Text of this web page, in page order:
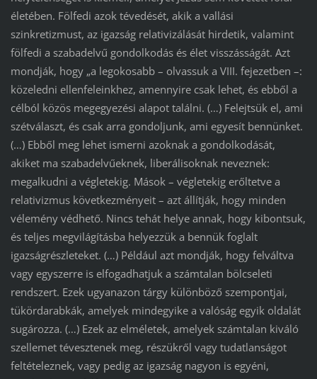
életében. Fölfedi azok tévedését, akik a vallási
szinkretizmust, az igazság relativizálását hirdetik, valamint
fölfedi a szabadelvű gondolkodás és élet visszásságát. Azt
mondják, hogy „a legokosabb – olvassuk a VIII. fejezetben –:
közeledni ellenfeleinkhez, amennyire csak lehet, és ebből a
célból közös megegyezési alapot találni. (…) Felejtsük el, ami
szétválaszt, és csak arra gondoljunk, ami egyesít bennünket.
(…) Ebből meg lehet ismerni azoknak a gondolkodását,
akiket ma szabadelvűeknek, liberálisoknak neveznek:
megalkudni a végletekig. Mások – végletekig erőltetve a
relativizmus következményeit – azt állítják, hogy minden
vélemény védhető. Nincs tehát helye annak, hogy kibontsuk,
és teljes megvilágításba helyezzük a bennük foglalt
igazságrészleteket. (…) Például azt mondják, hogy felváltva
vagy egyszerre is elfogadhatjuk a számtalan bölcseleti
rendszert. Ezek ugyanazon tárgy különböző szempontjai,
tükördarabkák, amelyek mindegyike a valóság egyik oldalát
sugározza. (…) Ezek az elméletek, amelyek számtalan kiváló
szellemet tévesztenek meg, részükről vagy tudatlanságot
feltételeznek, vagy pedig az igazság nagyon is egyéni,